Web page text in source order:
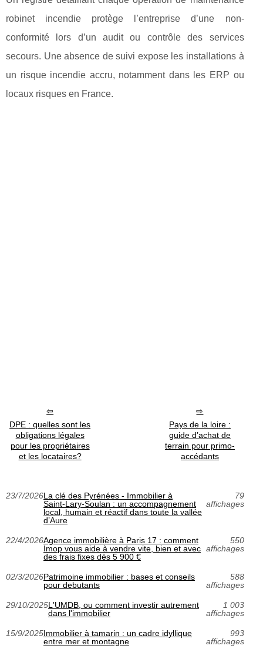
robinet incendie protège l’entreprise d’une non-
conformité lors d’un audit ou contrôle des services
secours. Une absence de suivi expose les installations à
un risque incendie accru, notamment dans les ERP ou
locaux risques en France.
DPE : quelles sont les
obligations légales
pour les propriétaires
et les locataires?
Pays de la loire :
guide d’achat de
terrain pour primo-
accédants
23/7/2026La clé des Pyrénées - Immobilier à
Saint‑Lary‑Soulan : un accompagnement
local, humain et réactif dans toute la vallée
d’Aure
79
affichages
22/4/2026Agence immobilière à Paris 17 : comment
Imop vous aide à vendre vite, bien et avec
des frais fixes dès 5 900 €
550
affichages
02/3/2026Patrimoine immobilier : bases et conseils
pour debutants
588
affichages
29/10/2025L'UMDB, ou comment investir autrement
dans l'immobilier
1 003
affichages
15/9/2025Immobilier à tamarin : un cadre idyllique
entre mer et montagne
993
affichages